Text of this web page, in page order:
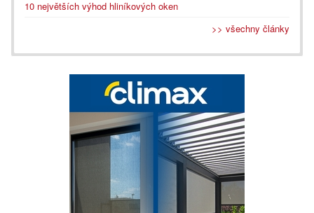
10 největších výhod hliníkových oken
>> všechny články